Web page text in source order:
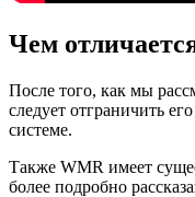
Чем
После того, как мы
следует отграничить
системе.
Также WMR имеет
более подробно